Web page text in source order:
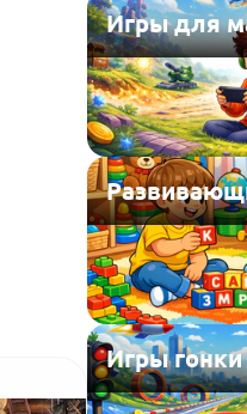
Игры для
Игры гонки